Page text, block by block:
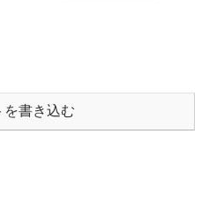
を書き込む